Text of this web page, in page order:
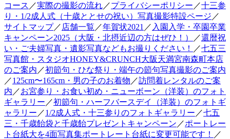
コース ／実際の撮影の流れ／プライバシーポリシー ／十三参
り・1/2成人式（十歳ととせの祝い）写真撮影特設ページ ／
サイトマップ／ 店舗一覧 ／年賀状2021 ／ 入園入学・卒園卒業
キャンペーン2025（大阪・北摂近辺の方はぜひ！）
／還暦祝
い・ご夫婦写真・遺影写真などもお撮りください！ ／七五三
写真館・スタジオHONEY&CRUNCH大阪天満宮南森町本店
のご案内 ／初節句・ひな祭り・端午の節句写真撮影のご案内
／125cm〜165cm・男の子のお着物 ／訪問着レンタルのご案
内 ／お宮参り・お食い初め・ニューボーン（洋装）のフォト
ギャラリー ／初節句・ハーフバースデイ（洋装）のフォトギ
ャラリー ／1/2成人式・十三参りのフォトギャラリー ／七五
三・千歳飴袋と千歳飴プレゼントキャンペーン ／ポートレー
ト台紙大を4面写真集ポートレート台紙に変更可能です！ ／